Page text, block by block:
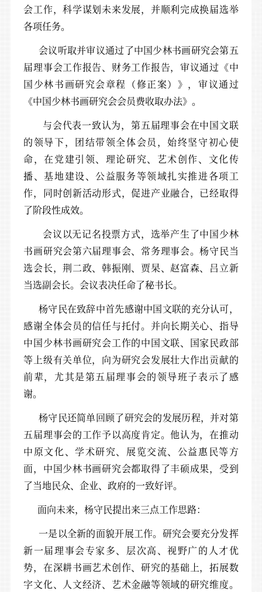
会工作，科学谋划未来发展，并顺利完成换届选举
各项任务。
会议听取并审议通过了中国少林书画研究会第五
届理事会工作报告、财务工作报告，审议通过《中
国少林书画研究会章程（修正案）》，审议通过
《中国少林书画研究会会员费收取办法》。
与会代表一致认为，第五届理事会在中国文联
的领导下，团结带领全体会员，始终坚守初心使
命，在党建引领、理论研究、艺术创作、文化传
播、基地建设、公益服务等领域扎实推进各项工
作，同时创新活动形式，促进产业融合，已经取得
了阶段性成效。
会议以无记名投票方式，选举产生了中国少林
书画研究会第六届理事会、常务理事会。杨守民当
选会长，荆二政、韩振刚、贾杲、赵富森、吕立新
当选副会长。会议表决任命了秘书长。
杨守民在致辞中首先感谢中国文联的充分认可，
感谢全体会员的信任与托付。并向长期关心、指导
中国少林书画研究会工作的中国文联、国家民政部
等上级有关单位，向为研究会发展壮大作出贡献的
前辈，尤其是第五届理事会的领导班子表示了感
谢。
杨守民还简单回顾了研究会的发展历程，并对第
五届理事会的工作予以高度肯定。他认为，在推动
中原文化、学术研究、展览交流、公益惠民等方
面，中国少林书画研究会都取得了丰硕成果，受到
了当地民众、企业、政府的一致好评。
面向未来，杨守民提出来三点工作思路：
一是以全新的面貌开展工作。研究会要充分发挥
新一届理事会专家多、层次高、视野广的人才优
势，在深耕书画艺术创作、研究的基础上，拓展数
字文化、人文经济、艺术金融等领域的研究维度。